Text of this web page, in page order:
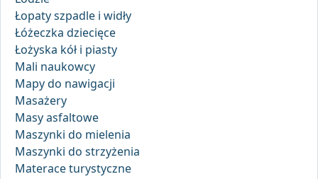
Łopaty szpadle i widły
Łóżeczka dziecięce
Łożyska kół i piasty
Mali naukowcy
Mapy do nawigacji
Masażery
Masy asfaltowe
Maszynki do mielenia
Maszynki do strzyżenia
Materace turystyczne